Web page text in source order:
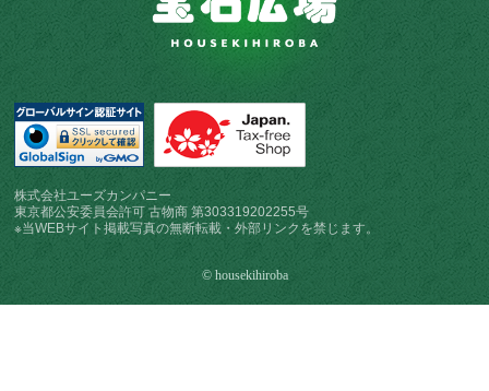
株式会社ユーズカンパニー
東京都公安委員会許可 古物商 第303319202255号
※当WEBサイト掲載写真の無断転載・外部リンクを禁じます。
© housekihiroba